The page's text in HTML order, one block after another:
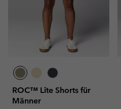
ROC™ Lite Shorts für
Männer